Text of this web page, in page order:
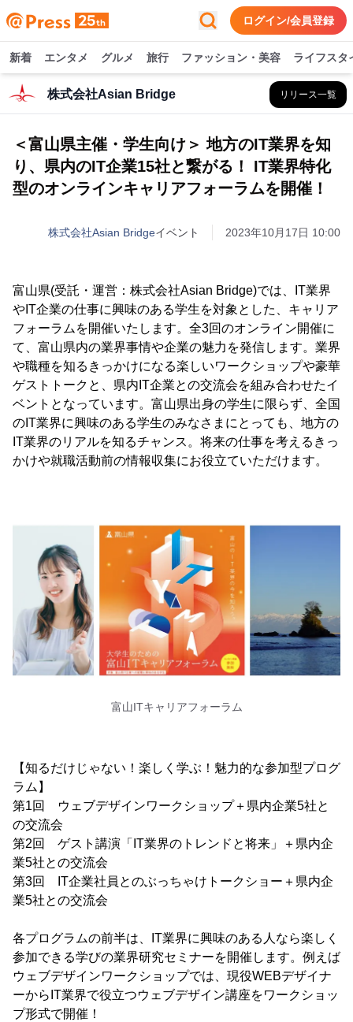
ログイン/会員登録
新着 エンタメ グルメ 旅行 ファッション・美容 ライフスタ
株式会社Asian Bridge リリース一覧
＜富山県主催・学生向け＞ 地方のIT業界を知
り、県内のIT企業15社と繋がる！ IT業界特化
型のオンラインキャリアフォーラムを開催！
株式会社Asian Bridgeイベント 2023年10月17日 10:00
富山県(受託・運営：株式会社Asian Bridge)では、IT業界
やIT企業の仕事に興味のある学生を対象とした、キャリア
フォーラムを開催いたします。全3回のオンライン開催に
て、富山県内の業界事情や企業の魅力を発信します。業界
や職種を知るきっかけになる楽しいワークショップや豪華
ゲストトークと、県内IT企業との交流会を組み合わせたイ
ベントとなっています。富山県出身の学生に限らず、全国
のIT業界に興味のある学生のみなさまにとっても、地方の
IT業界のリアルを知るチャンス。将来の仕事を考えるきっ
かけや就職活動前の情報収集にお役立ていただけます。
富山ITキャリアフォーラム
【知るだけじゃない！楽しく学ぶ！魅力的な参加型プログ
ラム】
第1回 ウェブデザインワークショップ＋県内企業5社と
の交流会
第2回 ゲスト講演「IT業界のトレンドと将来」＋県内企
業5社との交流会
第3回 IT企業社員とのぶっちゃけトークショー＋県内企
業5社との交流会
各プログラムの前半は、IT業界に興味のある人なら楽しく
参加できる学びの業界研究セミナーを開催します。例えば
ウェブデザインワークショップでは、現役WEBデザイナ
ーからIT業界で役立つウェブデザイン講座をワークショッ
プ形式で開催！